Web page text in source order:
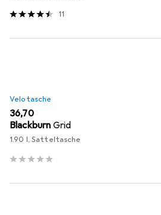
11
Velotasche
EUR
36,70
Blackburn Grid
1.90 l, Satteltasche